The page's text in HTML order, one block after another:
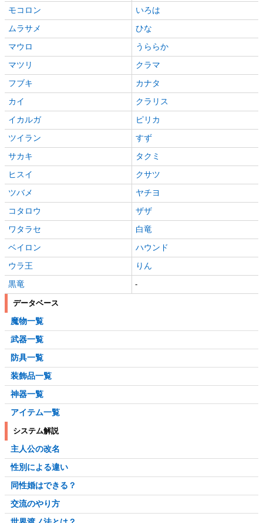
モコロン
いろは
ムラサメ
ひな
マウロ
うららか
マツリ
クラマ
フブキ
カナタ
カイ
クラリス
イカルガ
ピリカ
ツイラン
すず
サカキ
タクミ
ヒスイ
クサツ
ツバメ
ヤチヨ
コタロウ
ザザ
ワタラセ
白竜
ベイロン
ハウンド
ウラ王
りん
黒竜
-
データベース
魔物一覧
武器一覧
防具一覧
装飾品一覧
神器一覧
アイテム一覧
システム解説
主人公の改名
性別による違い
同性婚はできる？
交流のやり方